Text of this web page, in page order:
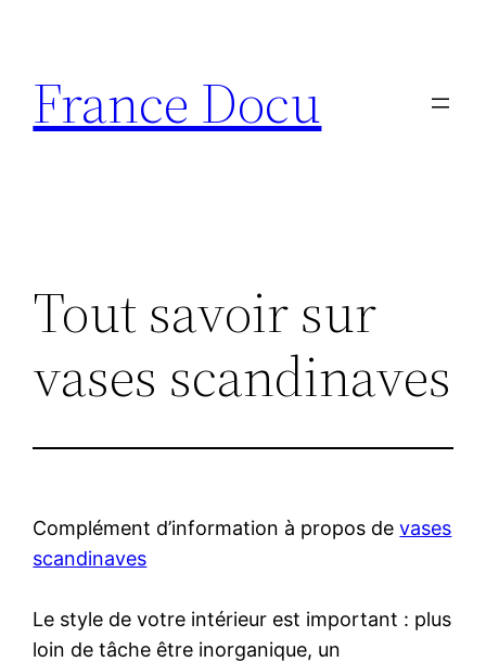
contenu
France Docu
Tout savoir sur
vases scandinaves
Complément d’information à propos devases
scandinaves
Le style de votre intérieur est important : plus
loin de tâche être inorganique, un